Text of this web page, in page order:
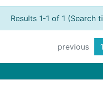
Results 1-1 of 1 (Search
previous 1